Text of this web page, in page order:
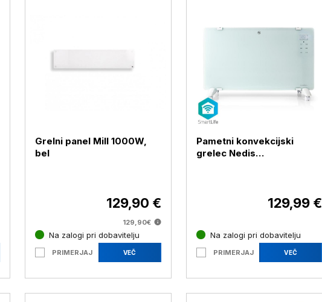
Grelni panel Mill 1000W,
bel
129,90 €
129,90€
Na zalogi pri dobavitelju
PRIMERJAJ VEČ
Pametni konvekcijski
grelec Nedis
129,99 €
Na zalogi pri dobavitelju
PRIMERJAJ VEČ